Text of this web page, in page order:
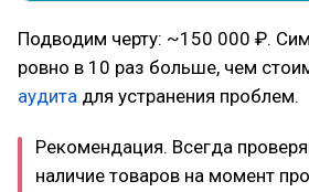
Подводим черту: ~150 000 ₽.
ровно в 10 раз больше, чем
аудита для устранения проблем.
Рекомендация. Всегда
наличие товаров на момент